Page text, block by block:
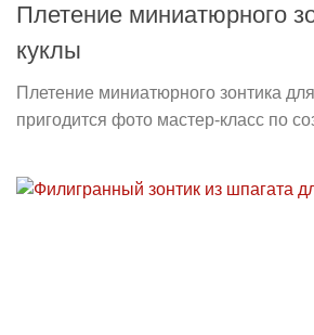
Плетение миниатюрного
куклы
Плетение миниатюрного зонтика
пригодится фото мастер-класс по